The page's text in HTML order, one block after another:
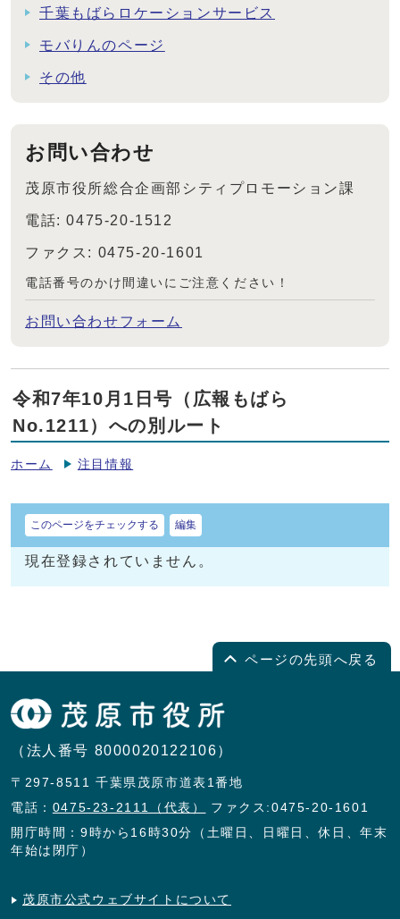
千葉もばらロケーションサービス
モバりんのページ
その他
お問い合わせ
茂原市役所総合企画部シティプロモーション課
電話: 0475-20-1512
ファクス: 0475-20-1601
電話番号のかけ間違いにご注意ください！
お問い合わせフォーム
令和7年10月1日号（広報もばら
No.1211）への別ルート
ホーム 注目情報
このページをチェックする 編集
現在登録されていません。
ページの先頭へ戻る
（法人番号 8000020122106）
〒297-8511 千葉県茂原市道表1番地
電話： 0475-23-2111（代表）
ファクス:0475-20-1601
開庁時間：9時から16時30分（土曜日、日曜日、休日、年末
年始は閉庁）
茂原市公式ウェブサイトについて